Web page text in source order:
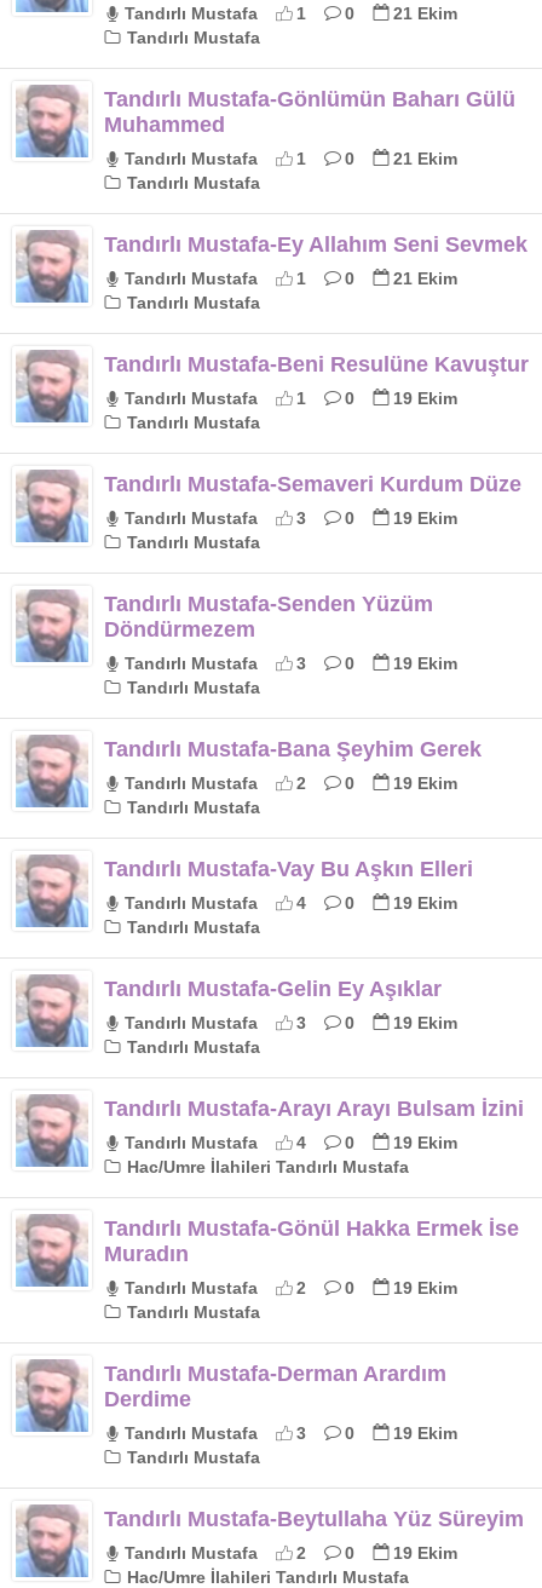
Tandırlı Mustafa 1 0
21 Ekim
Tandırlı Mustafa
Tandırlı Mustafa-Gönlümün Baharı Gülü
Muhammed
Tandırlı Mustafa 1 0
21 Ekim
Tandırlı Mustafa
Tandırlı Mustafa-Ey Allahım Seni Sevmek
Tandırlı Mustafa 1 0
21 Ekim
Tandırlı Mustafa
Tandırlı Mustafa-Beni Resulüne Kavuştur
Tandırlı Mustafa 1 0
19 Ekim
Tandırlı Mustafa
Tandırlı Mustafa-Semaveri Kurdum Düze
Tandırlı Mustafa 3 0
19 Ekim
Tandırlı Mustafa
Tandırlı Mustafa-Senden Yüzüm
Döndürmezem
Tandırlı Mustafa 3 0
19 Ekim
Tandırlı Mustafa
Tandırlı Mustafa-Bana Şeyhim Gerek
Tandırlı Mustafa 2 0
19 Ekim
Tandırlı Mustafa
Tandırlı Mustafa-Vay Bu Aşkın Elleri
Tandırlı Mustafa 4 0
19 Ekim
Tandırlı Mustafa
Tandırlı Mustafa-Gelin Ey Aşıklar
Tandırlı Mustafa 3 0
19 Ekim
Tandırlı Mustafa
Tandırlı Mustafa-Arayı Arayı Bulsam İzini
Tandırlı Mustafa 4 0
19 Ekim
Hac/Umre İlahileri Tandırlı Mustafa
Tandırlı Mustafa-Gönül Hakka Ermek İse
Muradın
Tandırlı Mustafa 2 0
19 Ekim
Tandırlı Mustafa
Tandırlı Mustafa-Derman Arardım
Derdime
Tandırlı Mustafa 3 0
19 Ekim
Tandırlı Mustafa
Tandırlı Mustafa-Beytullaha Yüz Süreyim
Tandırlı Mustafa 2 0
19 Ekim
Hac/Umre İlahileri Tandırlı Mustafa